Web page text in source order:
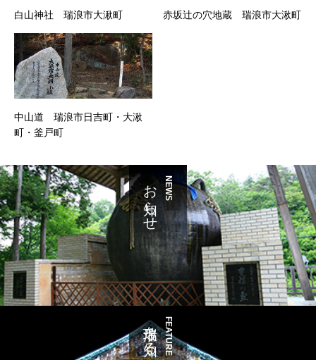
白山神社 瑞浪市大湫町 赤坂辻の穴地蔵 瑞浪市大湫町
中山道 瑞浪市日吉町・大湫
町・釜戸町
NEWS
お知らせ
FEATURE
瑞浪を知る